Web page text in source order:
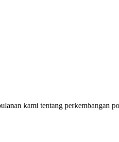
kami tentang perkembangan